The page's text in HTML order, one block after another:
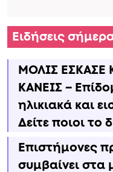
Ειδήσεις
ΜΟΛΙΣ ΕΣΚΑΣΕ
ΚΑΝΕΙΣ –
ηλικιακά και
Δείτε ποιοι το
Επιστήμονες
συμβαίνει στα